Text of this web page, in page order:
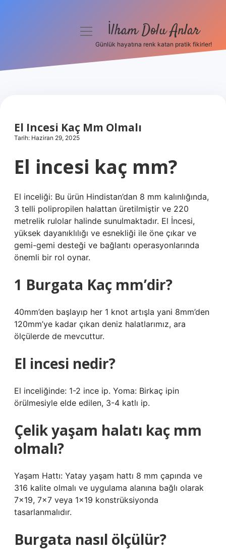
Hakkımızda
menüyü İlham Dolu Anlar
Günlük hayatına renk katan pratik fikirler!
El Incesi Kaç Mm Olmalı
Tarih: Haziran 29, 2025
El incesi kaç mm?
El inceliği: Bu ürün Hindistan’dan 8 mm kalınlığında,
3 telli polipropilen halattan üretilmiştir ve 220
metrelik rulolar halinde sunulmaktadır. El İncesi,
yüksek dayanıklılığı ve esnekliği ile öne çıkar ve
gemi-gemi desteği ve bağlantı operasyonlarında
önemli bir rol oynar.
1 Burgata Kaç mm’dir?
40mm’den başlayıp her 1 knot artışla yani 8mm’den
120mm’ye kadar çıkan deniz halatlarımız, ara
ölçülerde de mevcuttur.
El incesi nedir?
El inceliğinde: 1-2 ince ip. Yoma: Birkaç ipin
örülmesiyle elde edilen, 3-4 katlı ip.
Çelik yaşam halatı kaç mm
olmalı?
Yaşam Hattı: Yatay yaşam hattı 8 mm çapında ve
316 kalite olmalı ve uygulama alanına bağlı olarak
7×19, 7×7 veya 1×19 konstrüksiyonda
tasarlanmalıdır.
Burgata nasıl ölçülür?